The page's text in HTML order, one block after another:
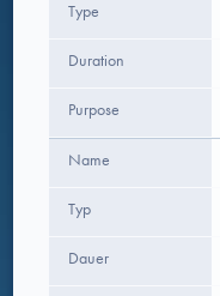
Type
Duration
Purpose
Name
Typ
Dauer